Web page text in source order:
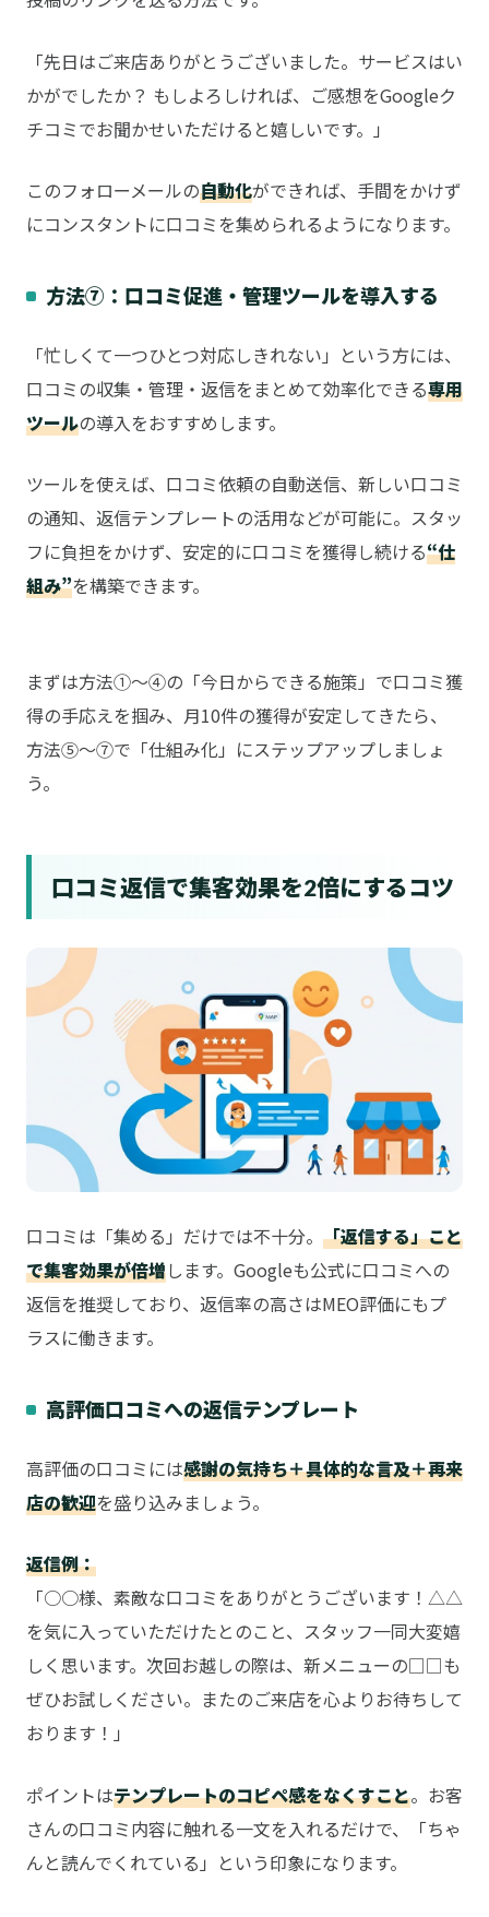
「先日はご来店ありがとうございました。サービスはい
かがでしたか？ もしよろしければ、ご感想をGoogleク
チコミでお聞かせいただけると嬉しいです。」
このフォローメールの自動化ができれば、手間をかけず
にコンスタントに口コミを集められるようになります。
方法⑦：口コミ促進・管理ツールを導入する
「忙しくて一つひとつ対応しきれない」という方には、
口コミの収集・管理・返信をまとめて効率化できる専用
ツールの導入をおすすめします。
ツールを使えば、口コミ依頼の自動送信、新しい口コミ
の通知、返信テンプレートの活用などが可能に。スタッ
フに負担をかけず、安定的に口コミを獲得し続ける“仕
組み”を構築できます。
まずは方法①〜④の「今日からできる施策」で口コミ獲
得の手応えを掴み、月10件の獲得が安定してきたら、
方法⑤〜⑦で「仕組み化」にステップアップしましょ
う。
口コミ返信で集客効果を2倍にするコツ
口コミは「集める」だけでは不十分。 「返信する」こと
で集客効果が倍増します。Googleも公式に口コミへの
返信を推奨しており、返信率の高さはMEO評価にもプ
ラスに働きます。
高評価口コミへの返信テンプレート
高評価の口コミには感謝の気持ち＋具体的な言及＋再来
店の歓迎を盛り込みましょう。
返信例：
「○○様、素敵な口コミをありがとうございます！△△
を気に入っていただけたとのこと、スタッフ一同大変嬉
しく思います。次回お越しの際は、新メニューの□□も
ぜひお試しください。またのご来店を心よりお待ちして
おります！」
ポイントはテンプレートのコピペ感をなくすこと。お客
さんの口コミ内容に触れる一文を入れるだけで、「ちゃ
んと読んでくれている」という印象になります。